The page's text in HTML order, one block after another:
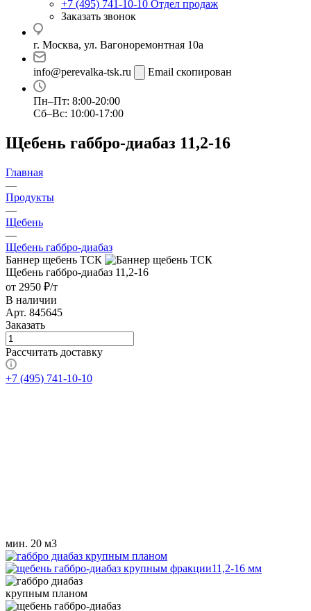
+7 (495) 741-10-10 Отдел продаж
Заказать звонок
г. Москва, ул. Вагоноремонтная 10а
info@perevalka-tsk.ru Email скопирован
Пн–Пт: 8:00-20:00
Сб–Вс: 10:00-17:00
Щебень габбро-диабаз 11,2-16
Главная
—
Продукты
—
Щебень
—
Щебень габбро-диабаз
Баннер щебень ТСК
Щебень габбро-диабаз 11,2-16
от 2950 ₽/т
В наличии
Арт. 845645
Заказать
Рассчитать доставку
+7 (495) 741-10-10
мин. 20 м3